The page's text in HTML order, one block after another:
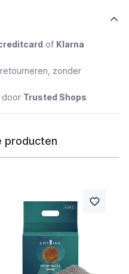
of Klarna
zonder
Trusted Shops
producten